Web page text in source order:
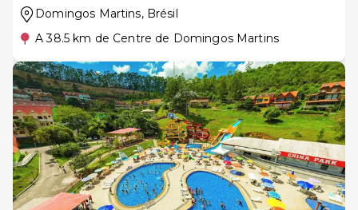
Domingos Martins, Brésil
A 38.5 km de Centre de Domingos Martins